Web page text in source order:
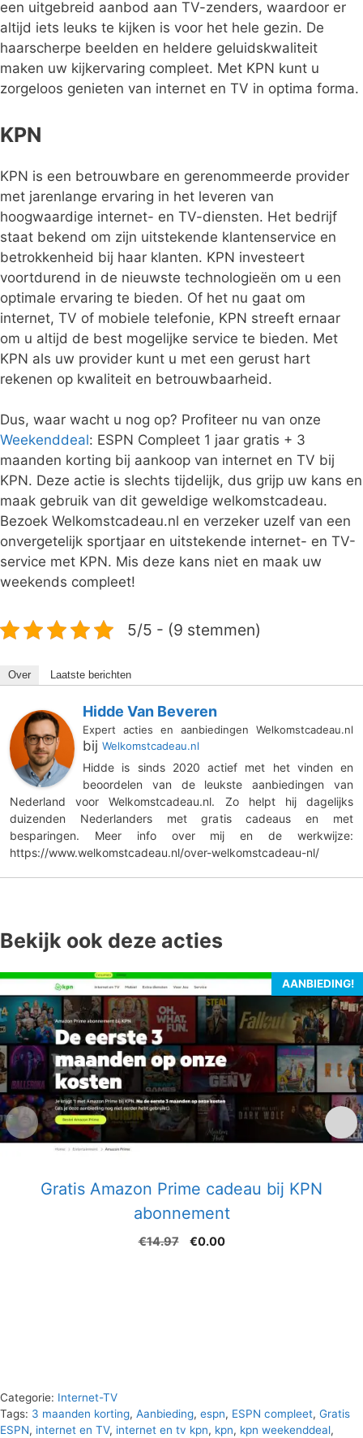
een uitgebreid aanbod aan TV-zenders, waardoor er
altijd iets leuks te kijken is voor het hele gezin. De
haarscherpe beelden en heldere geluidskwaliteit
maken uw kijkervaring compleet. Met KPN kunt u
zorgeloos genieten van internet en TV in optima forma.
KPN
KPN is een betrouwbare en gerenommeerde provider
met jarenlange ervaring in het leveren van
hoogwaardige internet- en TV-diensten. Het bedrijf
staat bekend om zijn uitstekende klantenservice en
betrokkenheid bij haar klanten. KPN investeert
voortdurend in de nieuwste technologieën om u een
optimale ervaring te bieden. Of het nu gaat om
internet, TV of mobiele telefonie, KPN streeft ernaar
om u altijd de best mogelijke service te bieden. Met
KPN als uw provider kunt u met een gerust hart
rekenen op kwaliteit en betrouwbaarheid.
Dus, waar wacht u nog op? Profiteer nu van onze
Weekenddeal: ESPN Compleet 1 jaar gratis + 3
maanden korting bij aankoop van internet en TV bij
KPN. Deze actie is slechts tijdelijk, dus grijp uw kans en
maak gebruik van dit geweldige welkomstcadeau.
Bezoek Welkomstcadeau.nl en verzeker uzelf van een
onvergetelijk sportjaar en uitstekende internet- en TV-
service met KPN. Mis deze kans niet en maak uw
weekends compleet!
5/5 - (9 stemmen)
Over Laatste berichten
Hidde Van Beveren
Expert acties en aanbiedingen Welkomstcadeau.nl
bij Welkomstcadeau.nl
Hidde is sinds 2020 actief met het vinden en
beoordelen van de leukste aanbiedingen van
Nederland voor Welkomstcadeau.nl. Zo helpt hij dagelijks
duizenden Nederlanders met gratis cadeaus en met
besparingen. Meer info over mij en de werkwijze:
https://www.welkomstcadeau.nl/over-welkomstcadeau-nl/
Bekijk ook deze acties
AANBIEDING!
Gratis Amazon Prime cadeau bij KPN
abonnement
€14.97
Oorspronkelijke
€0.00Huidige
Categorie: Internet-TV
Tags: 3 maanden korting, Aanbieding, espn, ESPN compleet, Gratis
ESPN, internet en TV, internet en tv kpn, kpn, kpn weekenddeal,